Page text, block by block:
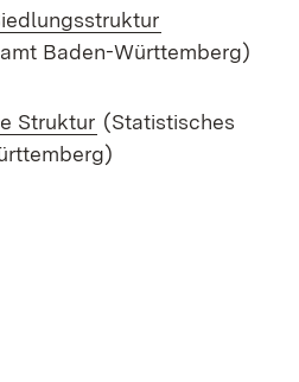
Baden-Württemberg)
Struktur (Öffnet in neuem
(Statistisches